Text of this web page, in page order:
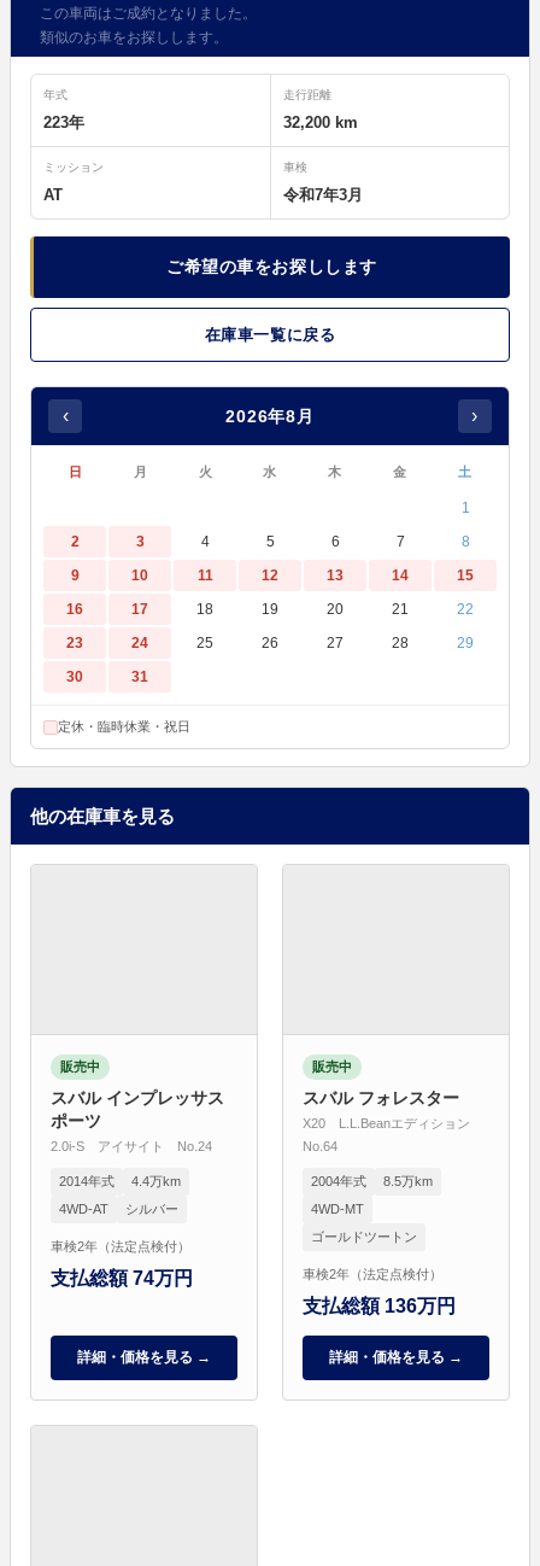
この車両はご成約となりました。
類似のお車をお探しします。
年式
223年
走行距離
32,200 km
ミッション
AT
車検
令和7年3月
ご希望の車をお探しします
在庫車一覧に戻る
‹ 2026年8月 ›
日 月 火 水 木 金 土
1
2
3 4 5 6 7
8
9
10 11 12 13 14
15
16
17 18 19 20 21
22
23
24 25 26 27 28
29
30
31
定休・臨時休業・祝日
他の在庫車を見る
販売中
スバル インプレッサス
ポーツ
2.0i-S アイサイト No.24
2014年式
4.4万km
4WD-AT
シルバー
車検2年（法定点検付）
支払総額 74万円
詳細・価格を見る →
販売中
スバル フォレスター
X20 L.L.Beanエディション
No.64
2004年式
8.5万km
4WD-MT
ゴールドツートン
車検2年（法定点検付）
支払総額 136万円
詳細・価格を見る →